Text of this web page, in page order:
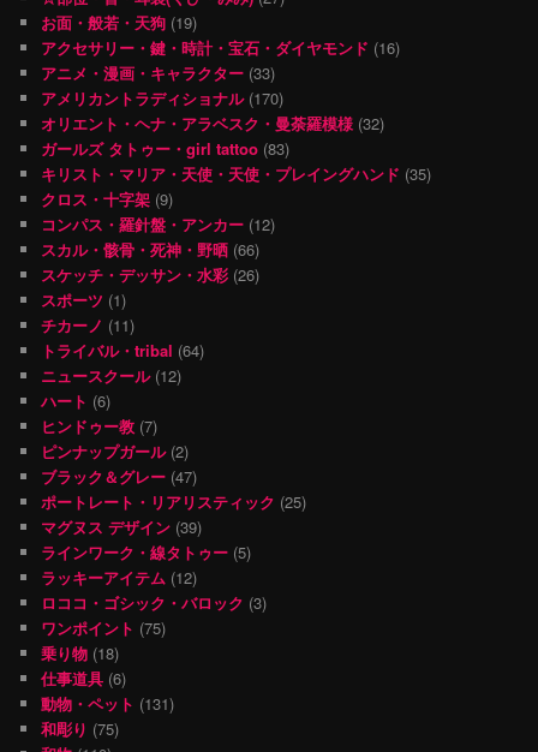
お面・般若・天狗 (19)
アクセサリー・鍵・時計・宝石・ダイヤモンド (16)
アニメ・漫画・キャラクター (33)
アメリカントラディショナル(170)
オリエント・ヘナ・アラベスク・曼荼羅模様 (32)
ガールズ タトゥー・girl tattoo (83)
キリスト・マリア・天使・天使・プレイングハンド (35)
クロス・十字架 (9)
コンパス・羅針盤・アンカー (12)
スカル・骸骨・死神・野晒 (66)
スケッチ・デッサン・水彩 (26)
スポーツ (1)
チカーノ (11)
トライバル・tribal (64)
ニュースクール(12)
ハート (6)
ヒンドゥー教 (7)
ピンナップガール(2)
ブラック＆グレー (47)
ポートレート・リアリスティック (25)
マグヌス デザイン (39)
ラインワーク・線タトゥー (5)
ラッキーアイテム (12)
ロココ・ゴシック・バロック (3)
ワンポイント (75)
乗り物 (18)
仕事道具 (6)
動物・ペット (131)
和彫り (75)